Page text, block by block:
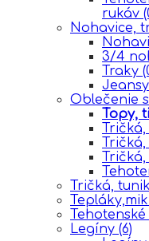
rukáv
Nohavice,
3/4
Traky
Jeansy
Oblečenie
Topy,
Tričká,
Legíny (6)